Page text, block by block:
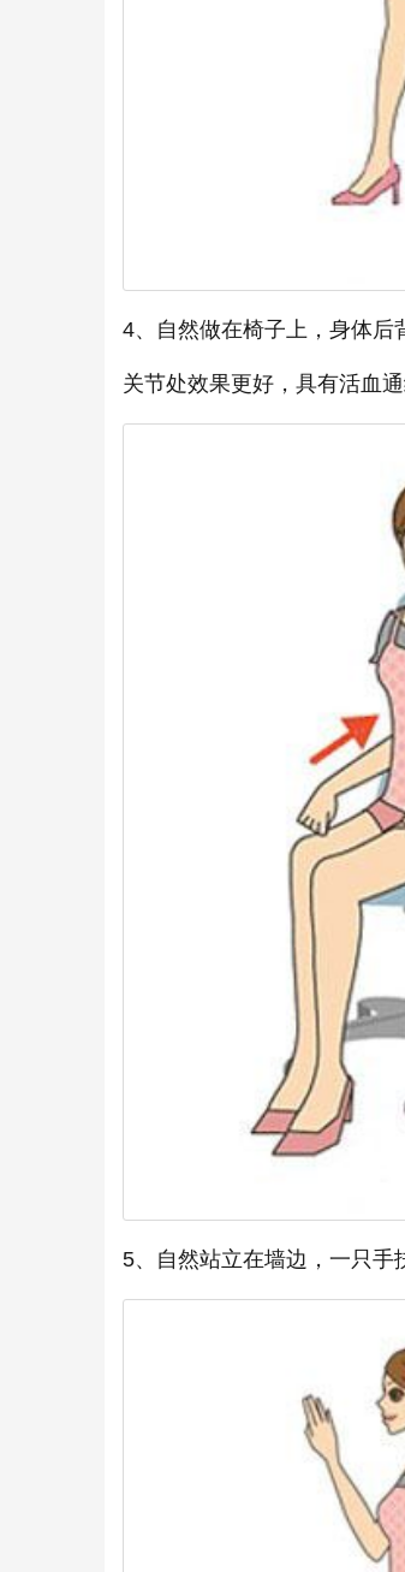
4、自然做在椅子上，身体后
关节处效果更好，具有活血
5、自然站立在墙边，一只手